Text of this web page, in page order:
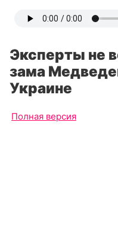
Эксперты не
зама
Украине
Полная версия